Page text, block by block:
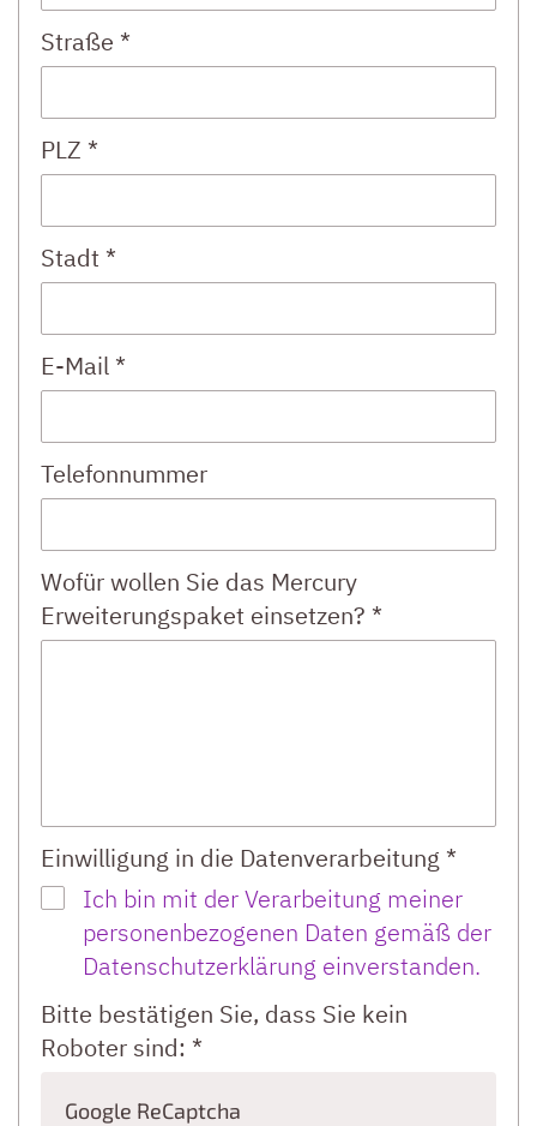
Straße *
PLZ *
Stadt *
E-Mail *
Telefonnummer
Wofür wollen Sie das Mercury
Erweiterungspaket einsetzen? *
Einwilligung in die Datenverarbeitung *
Ich bin mit der Verarbeitung meiner
personenbezogenen Daten gemäß der
Datenschutzerklärung einverstanden.
Bitte bestätigen Sie, dass Sie kein
Roboter sind: *
Google ReCaptcha